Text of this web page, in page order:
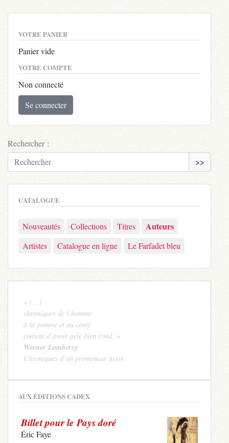
VOTRE PANIER
Panier vide
VOTRE COMPTE
Non connecté
Se connecter
Rechercher :
>>
CATALOGUE
Nouveautés Collections Titres Auteurs
Artistes Catalogue en ligne Le Farfadet bleu
« (…)
chroniques de l’homme
à la pomme et au canif
content d’avoir pelé bien rond. »
Werner Lambersy
Chroniques d’un promeneur assis
AUX ÉDITIONS CADEX
Billet pour le Pays doré
Éric Faye